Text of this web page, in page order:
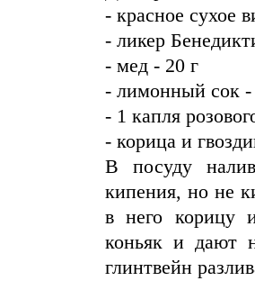
- красное сухое
- ликер
- мед - 20 г
- лимонный сок
- 1 капля
- корица и
В посуду
кипения, но не
в него корицу
коньяк и дают
глинтвейн